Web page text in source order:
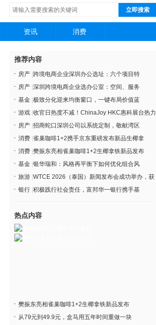
立即搜索
资讯 消费
推荐内容
房产 跨境电商企业深圳办公选址：六个项目特
房产 深圳跨境电商企业选办公室：空间、服务
基金 极致分化迎来均衡窗口，一键布局价值蓝
游戏 收官日热度不减！ChinaJoy HKC惠科展台热力
房产 招商蛇口深圳公司以系统定制，敬献湾区
消费 雀巢咖啡1+2携手京东重磅发布新品生椰拿
消费 樊振东亮相雀巢咖啡1+2生椰拿铁新品发布
基金 银华瑞和：风格再平衡下如何优化组合风
旅游 WTCE 2026（泰国）新闻发布会成功举办，获
银行 积极践行社会责任，富邦华一银行携手基
热点内容
樊振东亮相雀巢咖啡1+2生椰拿铁新品发布
从79元到49.9元，盒马用五年时间重做一块